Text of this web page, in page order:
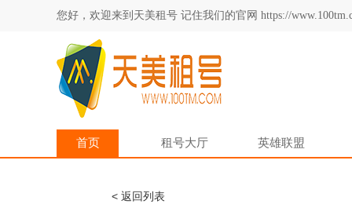
您好，欢迎来到天美租号 记住我们的官网 https://
首页 租号大厅 英雄联盟
< 返回列表